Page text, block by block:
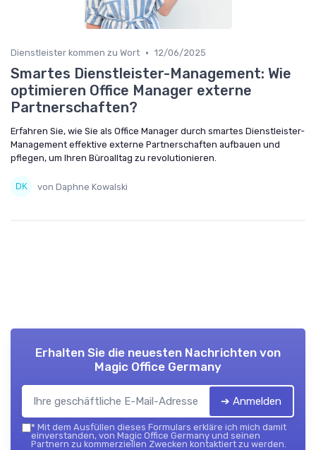
Dienstleister kommen zu Wort • 12/06/2025
Smartes Dienstleister-Management: Wie
optimieren Office Manager externe
Partnerschaften?
Erfahren Sie, wie Sie als Office Manager durch smartes Dienstleister-
Management effektive externe Partnerschaften aufbauen und
pflegen, um Ihren Büroalltag zu revolutionieren.
von Daphne Kowalski
Erhalten Sie die neuesten Nachrichten von
Magic Office Germany
➔ Anmelden
* Mit dem Ausfüllen dieses Formulars erkläre ich mich damit
einverstanden, von Magic Office Germany und seinen
Partnern zu kommerziellen Zwecken kontaktiert zu werden.